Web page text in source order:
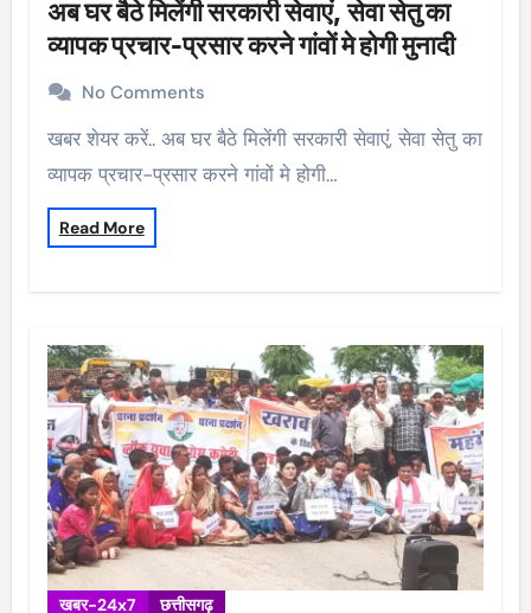
अब घर बैठे मिलेंगी सरकारी सेवाएं, सेवा सेतु का
व्यापक प्रचार-प्रसार करने गांवों मे होगी मुनादी
No Comments
खबर शेयर करें.. अब घर बैठे मिलेंगी सरकारी सेवाएं, सेवा सेतु का
व्यापक प्रचार-प्रसार करने गांवों मे होगी…
Read More
खबर-24x7 छत्तीसगढ़